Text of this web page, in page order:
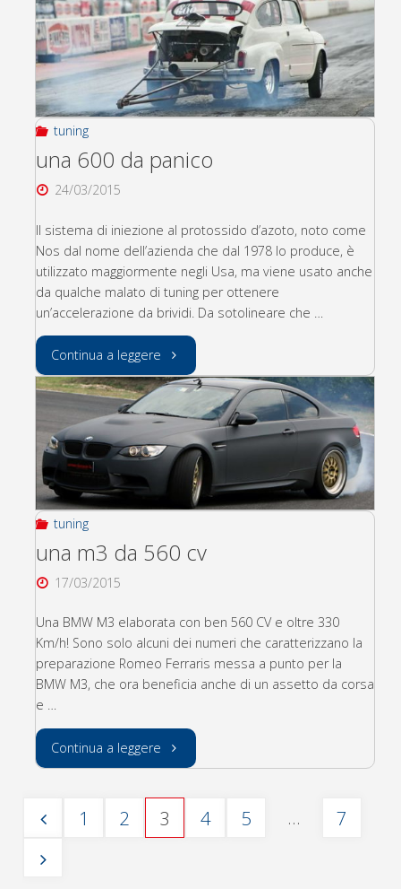
imita
la
FXX
K"
tuning
una 600 da panico
24/03/2015
Il sistema di iniezione al protossido d’azoto, noto come
Nos dal nome dell’azienda che dal 1978 lo produce, è
utilizzato maggiormente negli Usa, ma viene usato anche
da qualche malato di tuning per ottenere
un’accelerazione da brividi. Da sotolineare che …
Continua a leggere "una
600
da
panico"
tuning
una m3 da 560 cv
17/03/2015
Una BMW M3 elaborata con ben 560 CV e oltre 330
Km/h! Sono solo alcuni dei numeri che caratterizzano la
preparazione Romeo Ferraris messa a punto per la
BMW M3, che ora beneficia anche di un assetto da corsa
e …
Continua a leggere "una
da
Paginazione
1 2 3 4 5 … 7